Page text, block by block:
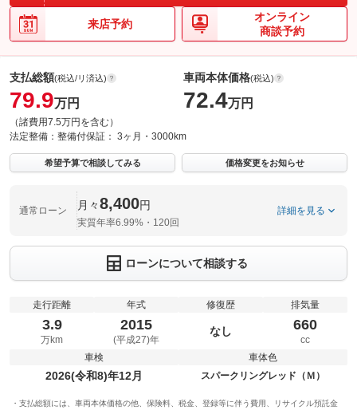
来店予約
オンライン
商談予約
支払総額(税込/リ済込)
79.9万円
（諸費用7.5万円を含む）
車両本体価格(税込)
72.4万円
法定整備： 整備付保証： 3ヶ月・3000km
希望予算で相談してみる 価格変更をお知らせ
通常ローン 月々8,400円
実質年率6.99%・120回
詳細を見る
ローンについて相談する
走行距離
3.9
万km
年式
2015
(平成27)年
修復歴
なし
排気量
660
cc
車検
2026(令和8)年12月
車体色
スパークリングレッド（Ｍ）
支払総額には、車両本体価格の他、保険料、税金、登録等に伴う費用、リサイクル預託金